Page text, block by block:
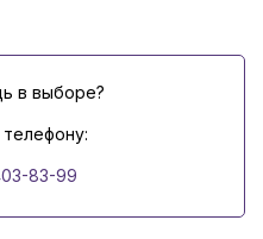
в выборе?
83-99